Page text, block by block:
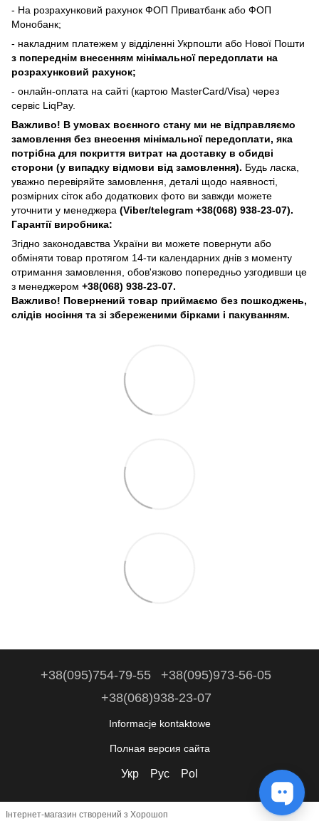
- На розрахунковий рахунок ФОП Приватбанк або ФОП
Монобанк;
- накладним платежем у відділенні Укрпошти або Нової Пошти
з попереднім внесенням мінімальної передоплати на
розрахунковий рахунок;
- онлайн-оплата на сайті (картою MasterCard/Visa) через
сервіс LiqPay.
Важливо! В умовах воєнного стану ми не відправляємо
замовлення без внесення мінімальної передоплати, яка
потрібна для покриття витрат на доставку в обидві
сторони (у випадку відмови від замовлення). Будь ласка,
уважно перевіряйте замовлення, деталі щодо наявності,
розмірних сіток або додаткових фото ви завжди можете
уточнити у менеджера (Viber/telegram +38(068) 938-23-07).
Гарантії виробника:
Згідно законодавства України ви можете повернути або
обміняти товар протягом 14-ти календарних днів з моменту
отримання замовлення, обов'язково попередньо узгодивши це
з менеджером +38(068) 938-23-07.
Важливо! Повернений товар приймаємо без пошкоджень,
слідів носіння та зі збереженими бірками і пакуванням.
+38(095)754-79-55
+38(095)973-56-05
+38(068)938-23-07
Informacje kontaktowe
Полная версия сайта
Укр Рус Pol
Інтернет-магазин створений з Хорошоп